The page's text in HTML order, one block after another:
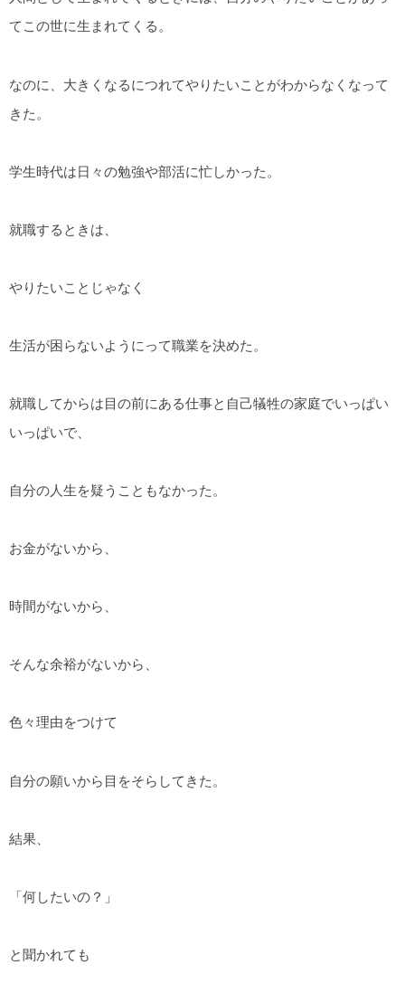
てこの世に生まれてくる。
なのに、大きくなるにつれてやりたいことがわからなくなって
きた。
学生時代は日々の勉強や部活に忙しかった。
就職するときは、
やりたいことじゃなく
生活が困らないようにって職業を決めた。
就職してからは目の前にある仕事と自己犠牲の家庭でいっぱい
いっぱいで、
自分の人生を疑うこともなかった。
お金がないから、
時間がないから、
そんな余裕がないから、
色々理由をつけて
自分の願いから目をそらしてきた。
結果、
「何したいの？」
と聞かれても